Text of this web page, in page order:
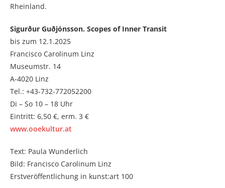
Rheinland.
Sigurður Guðjónsson. Scopes of Inner Transit
bis zum 12.1.2025
Francisco Carolinum Linz
Museumstr. 14
A-4020 Linz
Tel.: +43-732-772052200
Di – So 10 – 18 Uhr
Eintritt: 6,50 €, erm. 3 €
www.ooekultur.at
Text: Paula Wunderlich
Bild: Francisco Carolinum Linz
Erstveröffentlichung in kunst:art 100